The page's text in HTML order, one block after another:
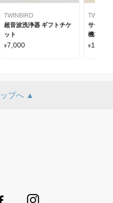
TWINBIRD
超音波洗浄器 ギフトチケ
ット
¥7,000
サーキ
機3D
¥17,800
プへ ▲